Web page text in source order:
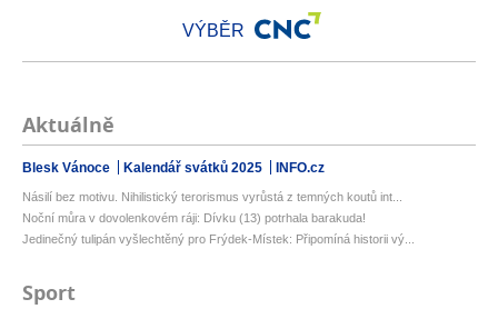
VÝBĚR
Aktuálně
Blesk Vánoce Kalendář svátků 2025 INFO.cz
Násilí bez motivu. Nihilistický terorismus vyrůstá z temných koutů int...
Noční můra v dovolenkovém ráji: Dívku (13) potrhala barakuda!
Jedinečný tulipán vyšlechtěný pro Frýdek-Místek: Připomíná historii vý...
Sport